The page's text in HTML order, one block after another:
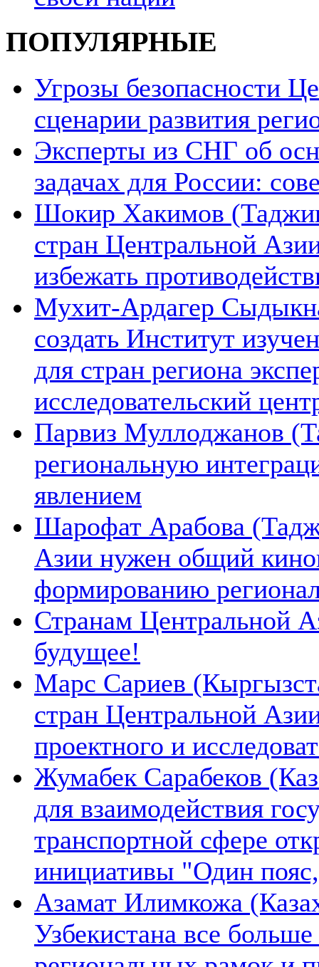
ПОПУЛЯРНЫЕ
Угрозы безопасности
сценарии развития
Эксперты из СНГ об
задачах для России:
Шокир Хакимов
стран Центральной
избежать
Мухит-Ардагер
создать Институт
для стран региона
исследовательский
Парвиз Муллоджанов
региональную
явлением
Шарофат Арабова
Азии нужен общий
формированию
Странам Центральной
будущее!
Марс Сариев
стран Центральной
проектного и
Жумабек Сарабеков
для взаимодействия
транспортной сфере
инициативы "Один
Азамат Илимкожа
Узбекистана все